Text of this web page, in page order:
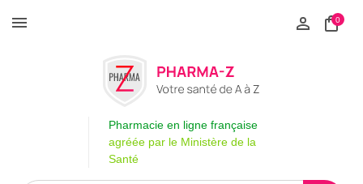
0
Pharmacie en ligne française
agréée par le Ministère de la
Santé